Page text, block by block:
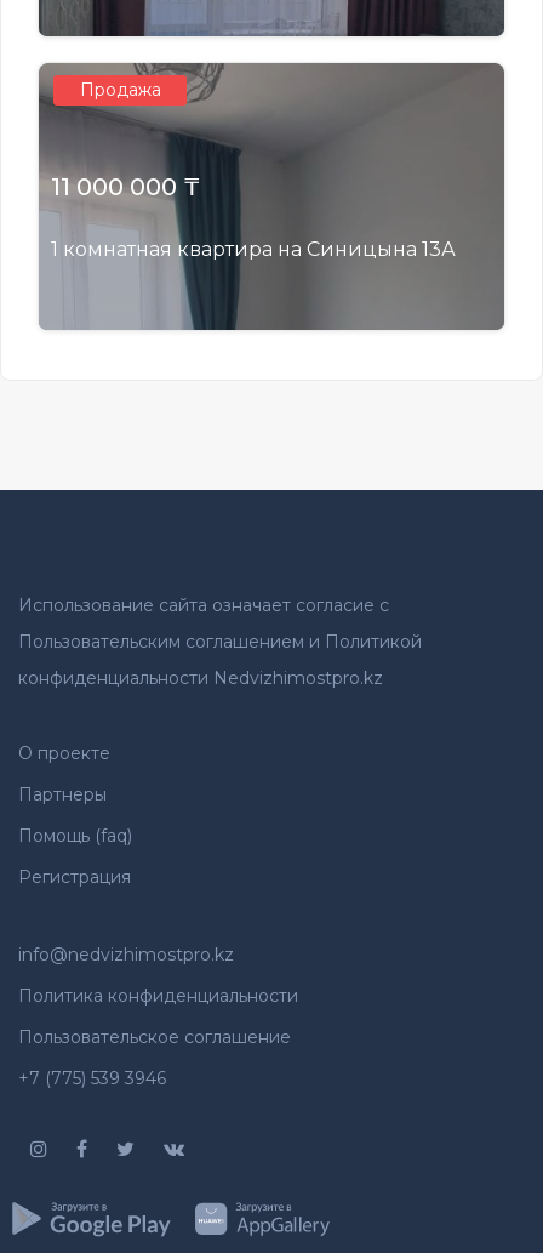
Продажа
11 000 000 ₸
1 комнатная квартира на Синицына 13А
Использование сайта означает согласие с
Пользовательским соглашением и Политикой
конфиденциальности Nedvizhimostpro.kz
О проекте
Партнеры
Помощь (faq)
Регистрация
info@nedvizhimostpro.kz
Политика конфиденциальности
Пользовательское соглашение
+7 (775) 539 3946